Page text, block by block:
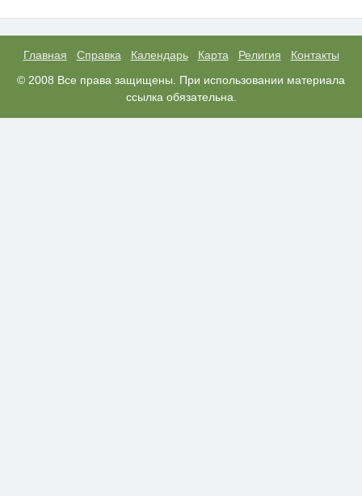
Главная Справка Календарь Карта Религия
Контакты
© 2008 Все права защищены. При использовании материала
ссылка обязательна.
i
Никогда не храните огурцы в
холодильнике: есть один
маленький секрет